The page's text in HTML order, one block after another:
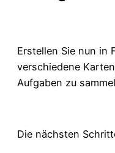
Erstellen Sie nun in
verschiedene
Aufgaben zu
Die nächsten